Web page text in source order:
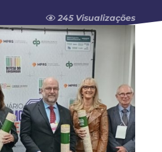
245 Visualizações